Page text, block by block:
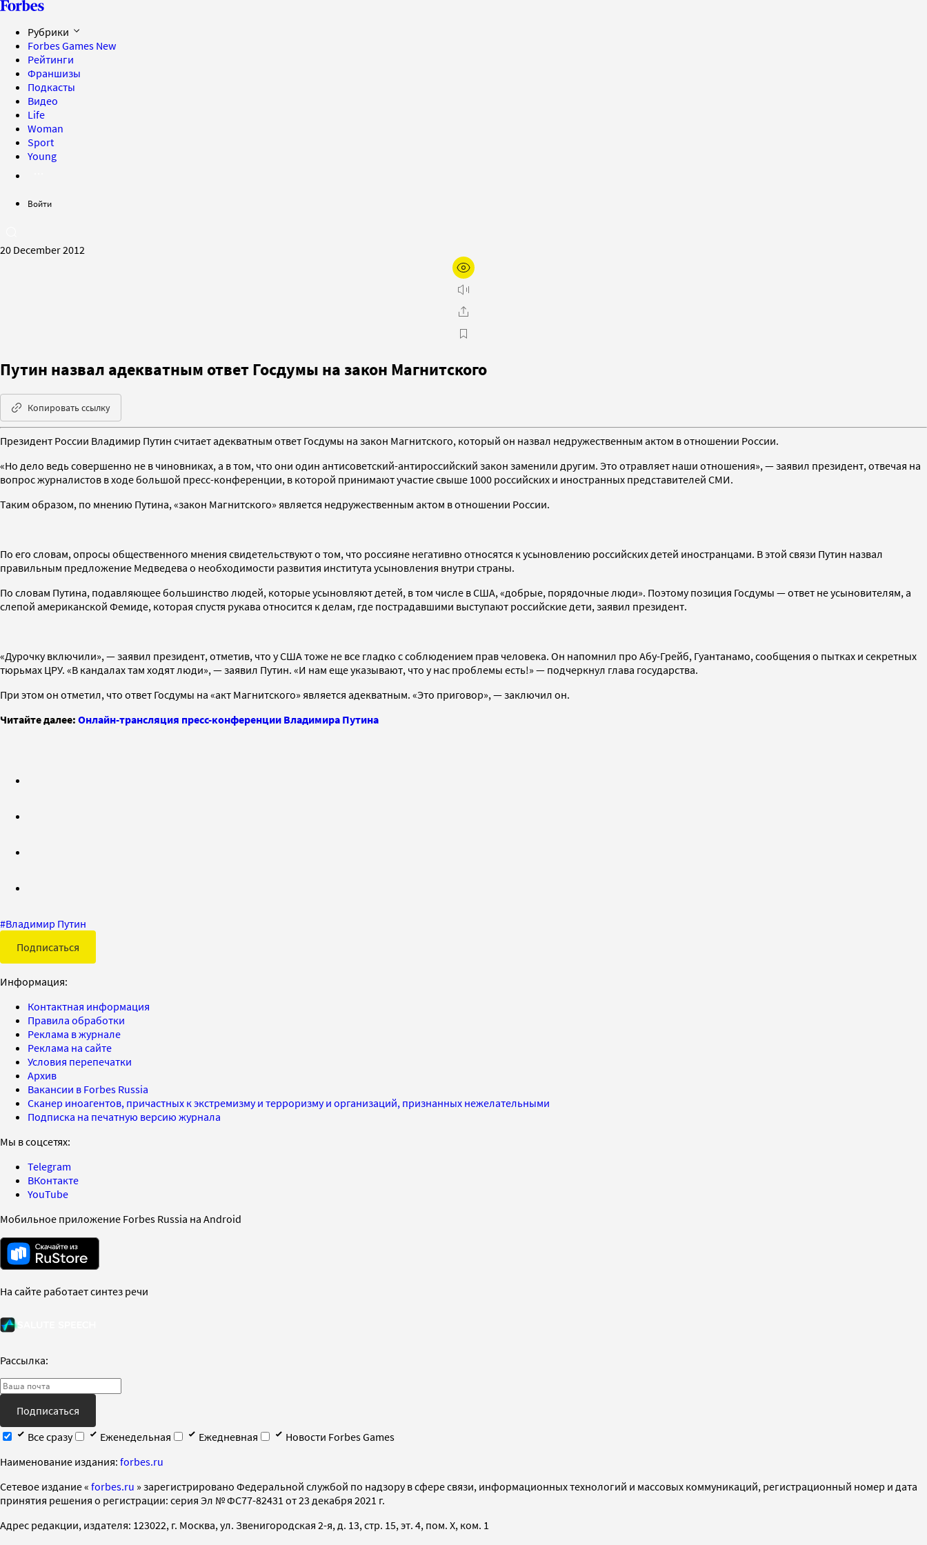
Рубрики
Forbes Games New
Рейтинги
Франшизы
Подкасты
Видео
Life
Woman
Sport
Young
Войти
20 December 2012
Путин назвал адекватным ответ Госдумы на закон Магнитского
Копировать ссылку
Президент России Владимир Путин считает адекватным ответ Госдумы на закон Магнитского, который он назвал недружественным актом в отношении России.
«Но дело ведь совершенно не в чиновниках, а в том, что они один антисоветский-антироссийский закон заменили другим. Это отравляет наши отношения», — заявил президент, отвечая на
вопрос журналистов в ходе большой пресс-конференции, в которой принимают участие свыше 1000 российских и иностранных представителей СМИ.
Таким образом, по мнению Путина, «закон Магнитского» является недружественным актом в отношении России.
По его словам, опросы общественного мнения свидетельствуют о том, что россияне негативно относятся к усыновлению российских детей иностранцами. В этой связи Путин назвал
правильным предложение Медведева о необходимости развития института усыновления внутри страны.
По словам Путина, подавляющее большинство людей, которые усыновляют детей, в том числе в США, «добрые, порядочные люди». Поэтому позиция Госдумы — ответ не усыновителям, а
слепой американской Фемиде, которая спустя рукава относится к делам, где пострадавшими выступают российские дети, заявил президент.
«Дурочку включили», — заявил президент, отметив, что у США тоже не все гладко с соблюдением прав человека. Он напомнил про Абу-Грейб, Гуантанамо, сообщения о пытках и секретных
тюрьмах ЦРУ. «В кандалах там ходят люди», — заявил Путин. «И нам еще указывают, что у нас проблемы есть!» — подчеркнул глава государства.
При этом он отметил, что ответ Госдумы на «акт Магнитского» является адекватным. «Это приговор», — заключил он.
Читайте далее: Онлайн-трансляция пресс-конференции Владимира Путина
#Владимир Путин
Подписаться
Информация:
Контактная информация
Правила обработки
Реклама в журнале
Реклама на сайте
Условия перепечатки
Архив
Вакансии в Forbes Russia
Сканер иноагентов, причастных к экстремизму и терроризму и организаций, признанных нежелательными
Подписка на печатную версию журнала
Мы в соцсетях:
Telegram
ВКонтакте
YouTube
Мобильное приложение Forbes Russia на Android
На сайте работает синтез речи
Рассылка:
Подписаться
Все сразу
Еженедельная Ежедневная
Новости Forbes Games
Наименование издания: forbes.ru
Cетевое издание « forbes.ru » зарегистрировано Федеральной службой по надзору в сфере связи, информационных технологий и массовых коммуникаций, регистрационный номер и дата
принятия решения о регистрации: серия Эл № ФС77-82431 от 23 декабря 2021 г.
Адрес редакции, издателя: 123022, г. Москва, ул. Звенигородская 2-я, д. 13, стр. 15, эт. 4, пом. X, ком. 1